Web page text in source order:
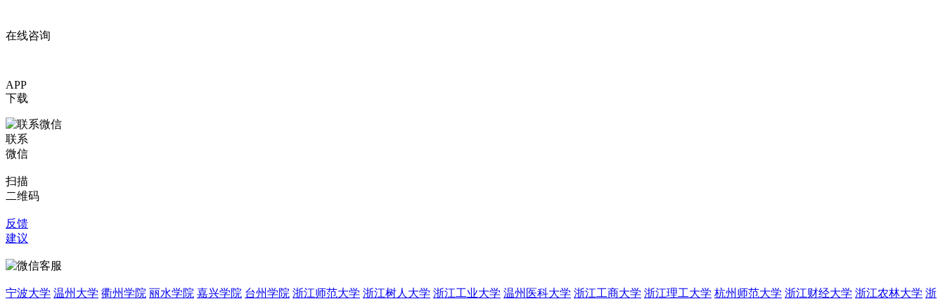
在线咨询
APP
下载
联系
微信
扫描
二维码
反馈
建议
宁波大学 温州大学 衢州学院 丽水学院 嘉兴学院 台州学院 浙江师范大学 浙江树人大学 浙江工业大学 温州医科大学 浙江工商大学 浙江理工大学 杭州师范大学 浙江财经大学 浙江农林大学 浙